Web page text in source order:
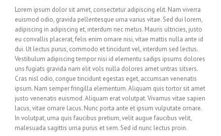
Lorem ipsum dolor sit amet, consectetur adipiscing elit. Nam viverra
euismod odio, gravida pellentesque urna varius vitae. Sed dui lorem,
adipiscing in adipiscing et, interdum nec metus. Mauris ultricies, justo
eu convallis placerat, felis enim ornare nisi, vitae mattis nulla ante id
dui. Ut lectus purus, commodo et tincidunt vel, interdum sed lectus.
Vestibulum adipiscing tempor nisi id elementu sadips ipsums dolores
uns fugiats gravida nam elit vols nulla dolores amet untras sitsers.
Cras nisl odio, congue tincidunt egestas eget, accumsan venenatis
ipsum. Nam semper fringilla elementum. Aliquam quis tortor sit amet
justo venenatis euismod. Aliquam erat volutpat. Vivamus vitae sapien
lacus, vitae ornare lacus. Nunc porta ante et ipsum vulputate ornare.
In volutpat, urna quis faucibus pretium, velit augue faucibus velit,
malesuada sagittis urna purus et sem. Sed id nunc lectus proin.